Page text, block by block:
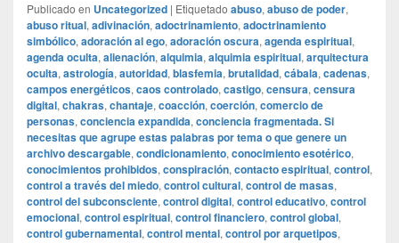
Publicado en Uncategorized | Etiquetado abuso, abuso de poder,
abuso ritual, adivinación, adoctrinamiento, adoctrinamiento
simbólico, adoración al ego, adoración oscura, agenda espiritual,
agenda oculta, alienación, alquimia, alquimia espiritual, arquitectura
oculta, astrología, autoridad, blasfemia, brutalidad, cábala, cadenas,
campos energéticos, caos controlado, castigo, censura, censura
digital, chakras, chantaje, coacción, coerción, comercio de
personas, conciencia expandida, conciencia fragmentada. Si
necesitas que agrupe estas palabras por tema o que genere un
archivo descargable, condicionamiento, conocimiento esotérico,
conocimientos prohibidos, conspiración, contacto espiritual, control,
control a través del miedo, control cultural, control de masas,
control del subconsciente, control digital, control educativo, control
emocional, control espiritual, control financiero, control global,
control gubernamental, control mental, control por arquetipos,